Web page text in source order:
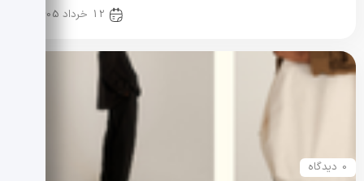
12 خرداد 1405
0 دیدگاه